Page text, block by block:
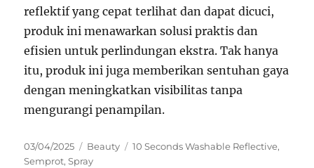
reflektif yang cepat terlihat dan dapat dicuci,
produk ini menawarkan solusi praktis dan
efisien untuk perlindungan ekstra. Tak hanya
itu, produk ini juga memberikan sentuhan gaya
dengan meningkatkan visibilitas tanpa
mengurangi penampilan.
Posted
on
03/04/2025 Categories
Beauty Tags
10 Seconds Washable Reflective,
Semprot,Spray